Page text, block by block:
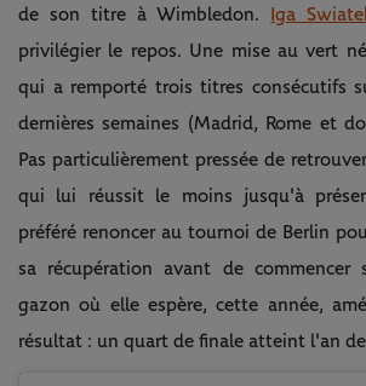
de son titre à Wimbledon.
Iga
privilégier le repos. Une mise au vert
qui a remporté trois titres consécutifs
dernières semaines (Madrid, Rome et
Pas particulièrement pressée de
qui lui réussit le moins jusqu'à
préféré renoncer au tournoi de Berlin
sa récupération avant de commencer
gazon où elle espère, cette année,
résultat : un quart de finale atteint l'an